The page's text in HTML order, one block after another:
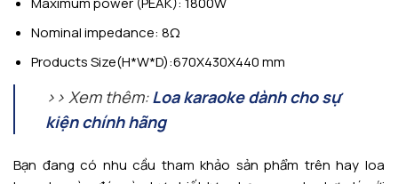
Nominal impedance: 8Ω
Products Size(H*W*D):670X430X440 mm
>> Xem thêm:Loa karaoke dành cho sự
kiện chính hãng
Bạn đang có nhu cầu tham khảo sản phẩm trên hay loa